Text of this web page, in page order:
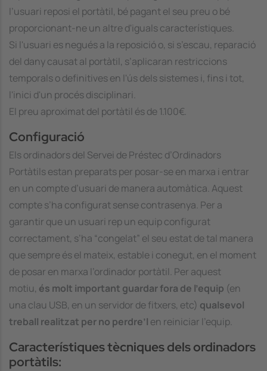
l’usuari reposi el portàtil, bé pagant el seu preu o bé
proporcionant-ne un altre d'iguals característiques.
Si l'usuari es negués a la reposició o, si s’escau, reparació
del dany causat al portàtil, s’aplicaran restriccions
temporals o definitives en l'ús dels sistemes i, fins i tot,
l'inici d'un procés disciplinari.
El preu aproximat del portàtil és de 1.100€.
Configuració
Els ordinadors del Servei de Préstec d’Ordinadors
Portàtils estan preparats per posar-se en marxa i entrar
en un compte d’usuari de manera automàtica. Aquest
compte s’ha configurat sense contrasenya. Per a
garantir que un usuari rep un equip configurat
correctament, s’ha “congelat” el seu estat de tal manera
que sempre és el mateix, estable i conegut, en el moment
de posar en marxa l’ordinador portàtil. Per aquest
motiu, és molt important guardar fora de l’equip (en
una clau USB, en un servidor de fitxers, etc) qualsevol
treball realitzat per no perdre’l en reiniciar l’equip.
Característiques tècniques dels ordinadors
portàtils: